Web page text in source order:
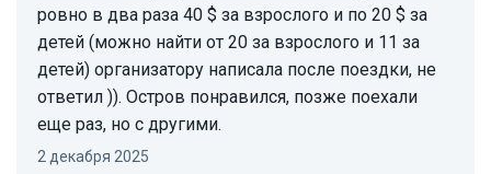
ровно в два раза 40 $ за взрослого и по 20 $ за
детей (можно найти от 20 за взрослого и 11 за
детей) организатору написала после поездки, не
ответил )). Остров понравился, позже поехали
еще раз, но с другими.
2 декабря 2025